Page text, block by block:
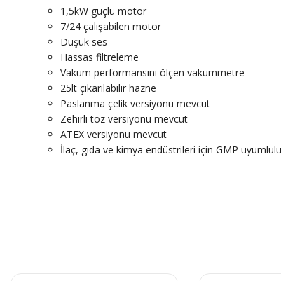
1,5kW güçlü motor
7/24 çalışabilen motor
Düşük ses
Hassas filtreleme
Vakum performansını ölçen vakummetre
25lt çıkarılabilir hazne
Paslanma çelik versiyonu mevcut
Zehirli toz versiyonu mevcut
ATEX versiyonu mevcut
İlaç, gıda ve kimya endüstrileri için GMP